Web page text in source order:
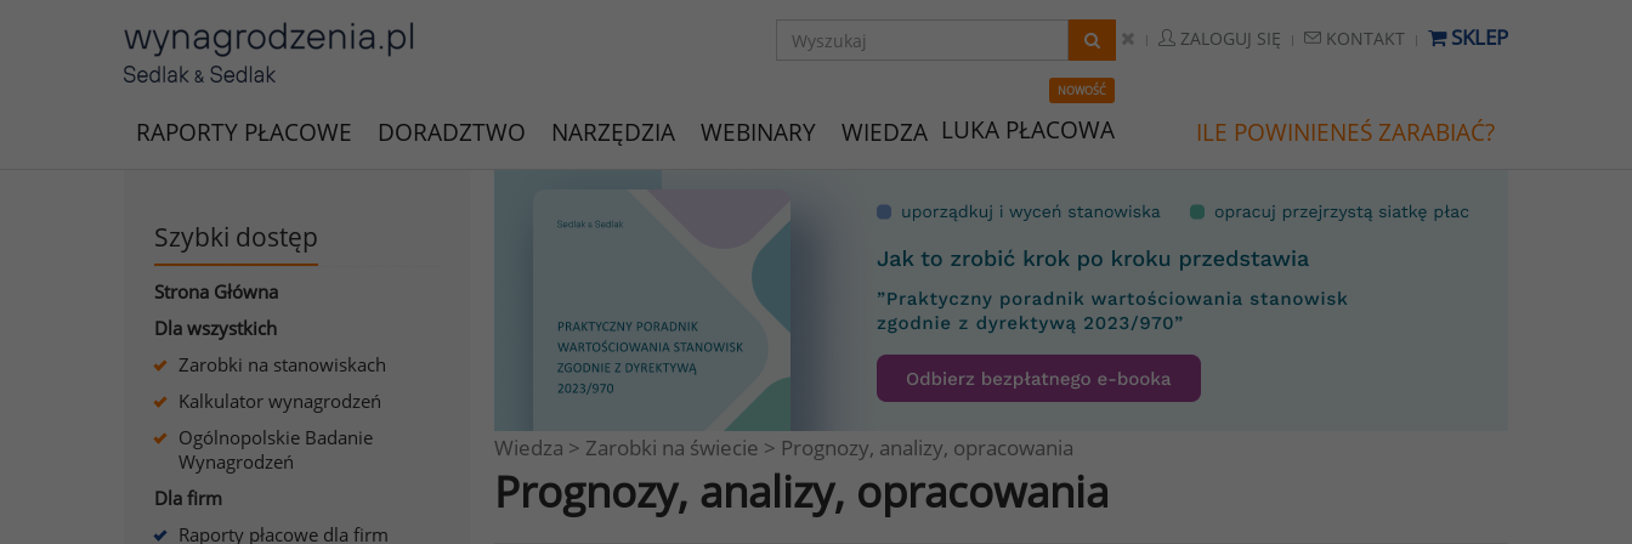
ZALOGUJ SIĘ KONTAKT SKLEP
RAPORTY PŁACOWE DORADZTWO NARZĘDZIA WEBINARY WIEDZA
NOWOŚĆ
LUKA PŁACOWA ILE POWINIENEŚ ZARABIAĆ?
Szybki dostęp
Strona Główna
Dla wszystkich
Zarobki na stanowiskach
Kalkulator wynagrodzeń
Ogólnopolskie Badanie
Wynagrodzeń
Dla firm
Raporty płacowe dla firm
Wiedza > Zarobki na świecie > Prognozy, analizy, opracowania
Prognozy, analizy, opracowania